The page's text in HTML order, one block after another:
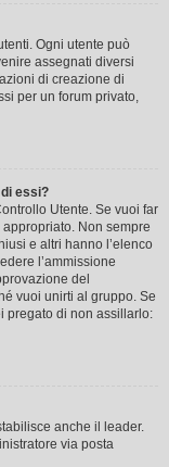
Ogni utente può
assegnati diversi
di creazione di
per un forum privato,
essi?
Utente. Se vuoi far
Non sempre
e altri hanno l’elenco
l’ammissione
del
vuoi unirti al gruppo. Se
pregato di non assillarlo:
anche il leader.
via posta